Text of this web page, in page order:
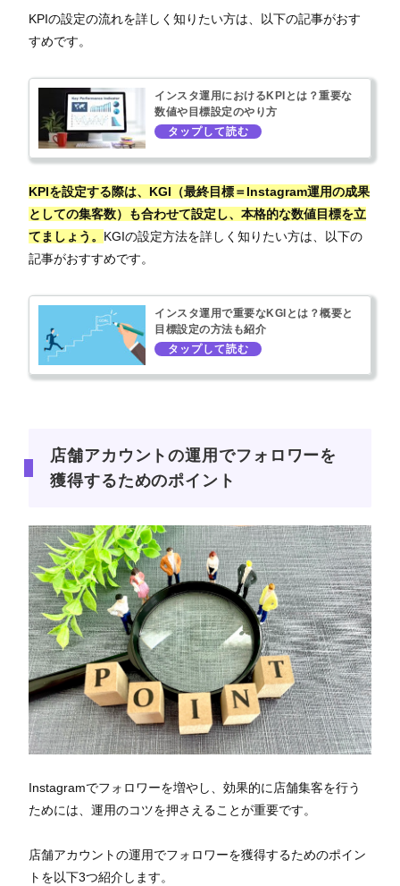
KPIの設定の流れを詳しく知りたい方は、以下の記事がおす
すめです。
インスタ運用におけるKPIとは？重要な
数値や目標設定のやり方
KPIを設定する際は、KGI（最終目標＝Instagram運用の成果
としての集客数）も合わせて設定し、本格的な数値目標を立
てましょう。 KGIの設定方法を詳しく知りたい方は、以下の
記事がおすすめです。
インスタ運用で重要なKGIとは？概要と
目標設定の方法も紹介
店舗アカウントの運用でフォロワーを
獲得するためのポイント
Instagramでフォロワーを増やし、効果的に店舗集客を行う
ためには、運用のコツを押さえることが重要です。
店舗アカウントの運用でフォロワーを獲得するためのポイン
トを以下3つ紹介します。